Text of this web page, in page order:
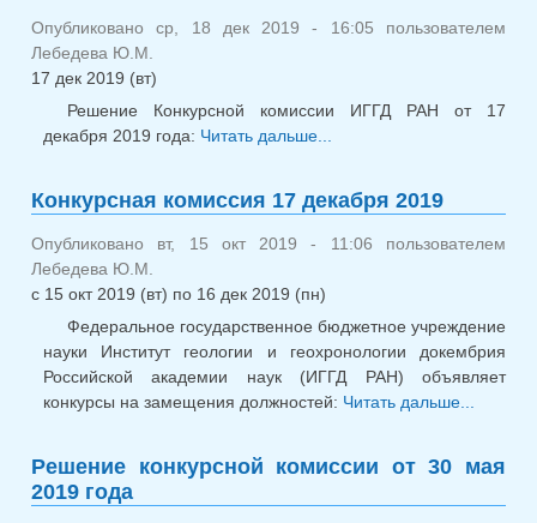
Опубликовано ср, 18 дек 2019 - 16:05 пользователем
Лебедева Ю.М.
17 дек 2019 (вт)
Решение Конкурсной комиссии ИГГД РАН от 17
декабря 2019 года: Читать дальше...
Конкурсная комиссия 17 декабря 2019
Опубликовано вт, 15 окт 2019 - 11:06 пользователем
Лебедева Ю.М.
с 15 окт 2019 (вт) по 16 дек 2019 (пн)
Федеральное государственное бюджетное учреждение
науки Институт геологии и геохронологии докембрия
Российской академии наук (ИГГД РАН) объявляет
конкурсы на замещения должностей: Читать дальше...
Решение конкурсной комиссии от 30 мая
2019 года